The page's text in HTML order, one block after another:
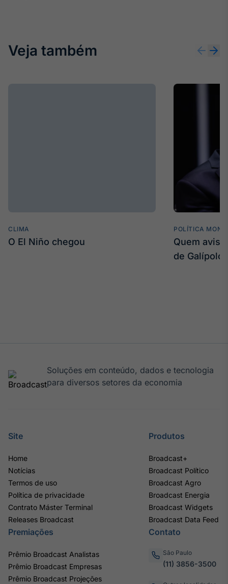
Veja também
CLIMA
O El Niño chegou
POLÍTICA
Quem
de Galípolo
Soluções em conteúdo, dados e tecnologia
para diversos setores da economia
Site
Home
Notícias
Termos de uso
Política de privacidade
Contrato Máster Terminal
Releases Broadcast
Produtos
Broadcast+
Broadcast Político
Broadcast Agro
Broadcast Energia
Broadcast Widgets
Broadcast Data Feed
Premiações
Prêmio Broadcast Analistas
Prêmio Broadcast Empresas
Prêmio Broadcast Projeções
Contato
São Paulo
(11) 3856-3500